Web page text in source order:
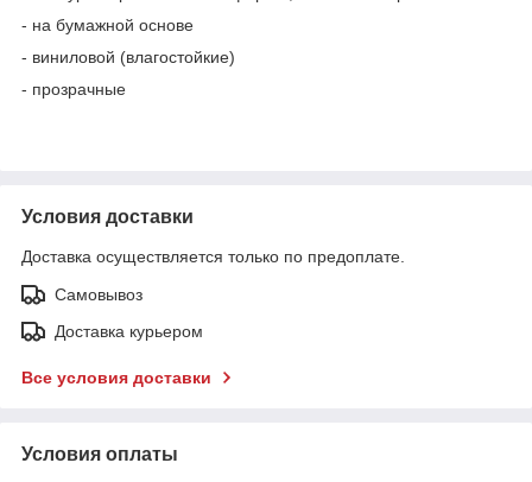
- на бумажной основе
- виниловой (влагостойкие)
- прозрачные
Условия доставки
Доставка осуществляется только по предоплате.
Самовывоз
Доставка курьером
Все условия доставки
Условия оплаты